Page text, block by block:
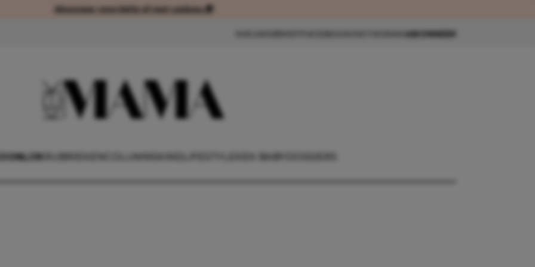
Abonneer voordelig of met cadeau 🎁Abonneer voordelig of met cadeau 🎁
ABONNEER